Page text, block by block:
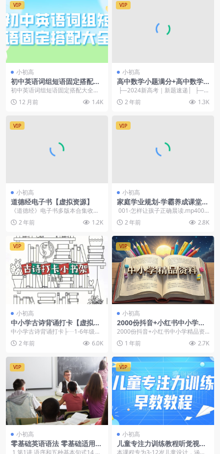
VIP
小初高
初中英语词组短语固定搭配大
全专项练习中考英语1920个短
语电子版
初中英语词组短语固定搭配大全专
项练习中考英语1920个短语电子版
（全国通用），w...
12 月前 1.4K
VIP
小初高
高中数学小题满分+高中数学1
5讲+新高考题目速递【虚拟资
源】
├─2024新高考｜新题速递│ ├─
新题速递试卷│ │ └─2...
2 年前 1.3K
VIP
小初高
道德经电子书【虚拟资源】
《道德经》电子书多版本合集收录
了包括河上本、王弼本、傅奕本、
帛书本、竹简本在内的...
2 年前 1.2K
VIP
小初高
家庭学业规划-学霸养成课堂五
合一 【热卖虚拟资源】
001-怎样让孩子正确晨读.mp4002
-小学一定要养成的八个习惯....
2 年前 2.8K
VIP
小初高
中小学古诗背诵打卡【虚拟资
源】
中小学古诗背诵打卡├┈1-6年级必
背古诗.docx├┈艾宾浩斯小学必背
古诗75+...
2 年前 6.0K
VIP
小初高
2000份抖音+小红书中小学精
品资料高清可打印电子版【虚
拟资源】
2000份抖音+小红书中小学精品资
料高清可打印电子版📚 项目简介本
资源包包含20...
1 年前 2.7K
VIP
小初高
零基础英语语法 零基础适用
（全集50讲）【虚拟资源】
1 第1讲 语序和五种基本句式14 第
VIP
小初高
儿童专注力训练教程听觉视觉
注意力全套音频视频早教课程
本课程专为3-12岁儿童设计，涵盖